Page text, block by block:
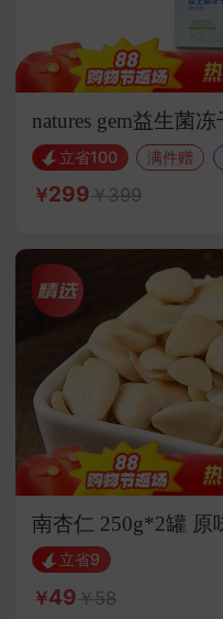
natures gem益生菌
立省100 满件赠
299 399
南杏仁 250g*2罐 原
用 立省9
49 58